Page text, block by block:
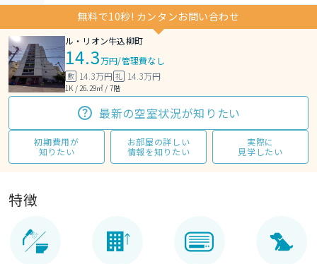
無料で10秒! カンタンお問い合わせ
ル・リオン牛込柳町
14.3万円/管理費なし
敷 14.3万円 礼 14.3万円
1K / 26.29㎡ / 7階
最新の空室状況が知りたい
初期費用が
知りたい
お部屋の詳しい
情報を知りたい
実際に
見学したい
特徴